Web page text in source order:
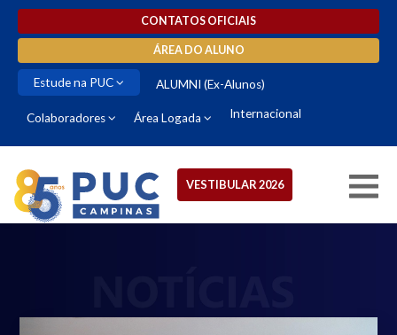
CONTATOS OFICIAIS
ÁREA DO ALUNO
Estude na PUC ALUMNI (Ex-Alunos)
Colaboradores Área Logada Internacional
VESTIBULAR 2026